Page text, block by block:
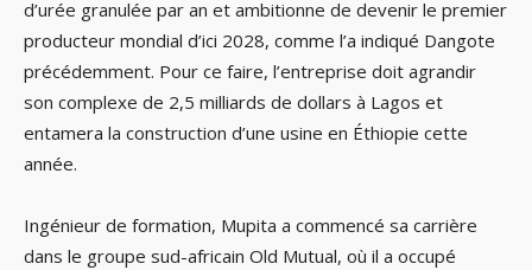
d’urée granulée par an et ambitionne de devenir le premier
producteur mondial d’ici 2028, comme l’a indiqué Dangote
précédemment. Pour ce faire, l’entreprise doit agrandir
son complexe de 2,5 milliards de dollars à Lagos et
entamera la construction d’une usine en Éthiopie cette
année.
Ingénieur de formation, Mupita a commencé sa carrière
dans le groupe sud-africain Old Mutual, où il a occupé